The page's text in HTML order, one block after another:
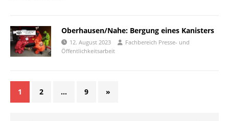
Oberhausen/Nahe: Bergung eines Kanisters
12. August 2023
Fachbereich Presse- und
Öffentlichkeitsarbeit
1 2 … 9 »